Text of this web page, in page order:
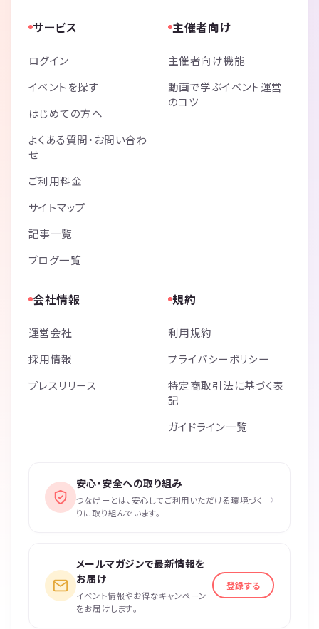
サービス
ログイン
イベントを探す
はじめての方へ
よくある質問・お問い合わ
せ
ご利用料金
サイトマップ
記事一覧
ブログ一覧
主催者向け
主催者向け機能
動画で学ぶイベント運営
のコツ
会社情報
運営会社
採用情報
プレスリリース
規約
利用規約
プライバシーポリシー
特定商取引法に基づく表
記
ガイドライン一覧
安心・安全への取り組み
つなげーとは、安心してご利用いただける環境づく
りに取り組んでいます。
›
メールマガジンで最新情報を
お届け
イベント情報やお得なキャンペーン
をお届けします。
登録する